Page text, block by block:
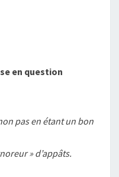
en question
pas en étant un bon
» d’appâts.